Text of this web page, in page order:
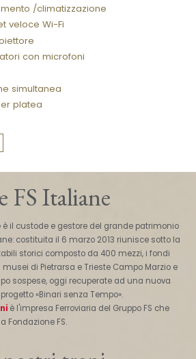
/climatizzazione
veloce Wi-Fi
con microfoni
simultanea
platea
FS Italiane
è il custode e gestore del grande patrimonio
costituita il 6 marzo 2013 riunisce sotto la
storici composto da 400 mezzi, i fondi
di Pietrarsa e Trieste Campo Marzio e
sospese, oggi recuperate ad una nuova
«Binari senza Tempo».
è l'impresa Ferroviaria del Gruppo FS che
Fondazione FS.